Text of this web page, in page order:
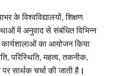
के विश्वविद्यालयों, शिक्षण
में अनुवाद से संबंधित विभिन्न
का आयोजन किया
परिस्थिति, महत्व, तकनीक,
सार्थक चर्चा की जाती है ।